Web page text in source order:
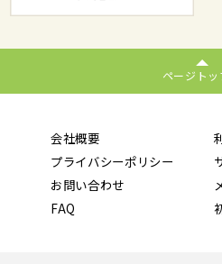
ページト
会社概要
プライバシーポリシー
お問い合わせ
FAQ